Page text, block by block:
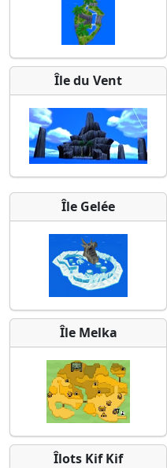
Île du Vent
Île Gelée
Île Melka
Îlots Kif Kif